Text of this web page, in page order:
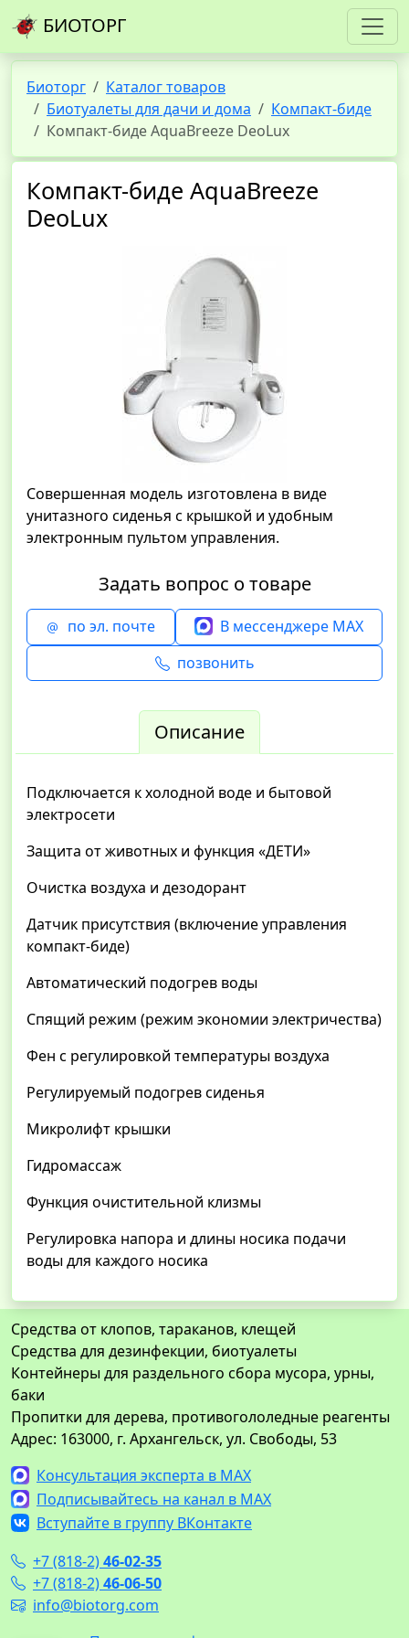
БИОТОРГ
Биоторг
Каталог товаров
Биотуалеты для дачи и дома
Компакт-биде
Компакт-биде AquaBreeze DeoLux
Компакт-биде AquaBreeze
DeoLux
Совершенная модель изготовлена в виде
унитазного сиденья с крышкой и удобным
электронным пультом управления.
Задать вопрос о товаре
по эл. почте
В мессенджере MAX
позвонить
Описание
Подключается к холодной воде и бытовой
электросети
Защита от животных и функция «ДЕТИ»
Очистка воздуха и дезодорант
Датчик присутствия (включение управления
компакт-биде)
Автоматический подогрев воды
Спящий режим (режим экономии электричества)
Фен с регулировкой температуры воздуха
Регулируемый подогрев сиденья
Микролифт крышки
Гидромассаж
Функция очистительной клизмы
Регулировка напора и длины носика подачи
воды для каждого носика
Средства от клопов, тараканов, клещей
Средства для дезинфекции, биотуалеты
Контейнеры для раздельного сбора мусора, урны,
баки
Пропитки для дерева, противогололедные реагенты
Адрес: 163000, г. Архангельск, ул. Свободы, 53
Консультация эксперта в MAX
Подписывайтесь на канал в MAX
Вступайте в группу ВКонтакте
+7 (818-2)46-02-35
+7 (818-2)46-06-50
info@biotorg.com